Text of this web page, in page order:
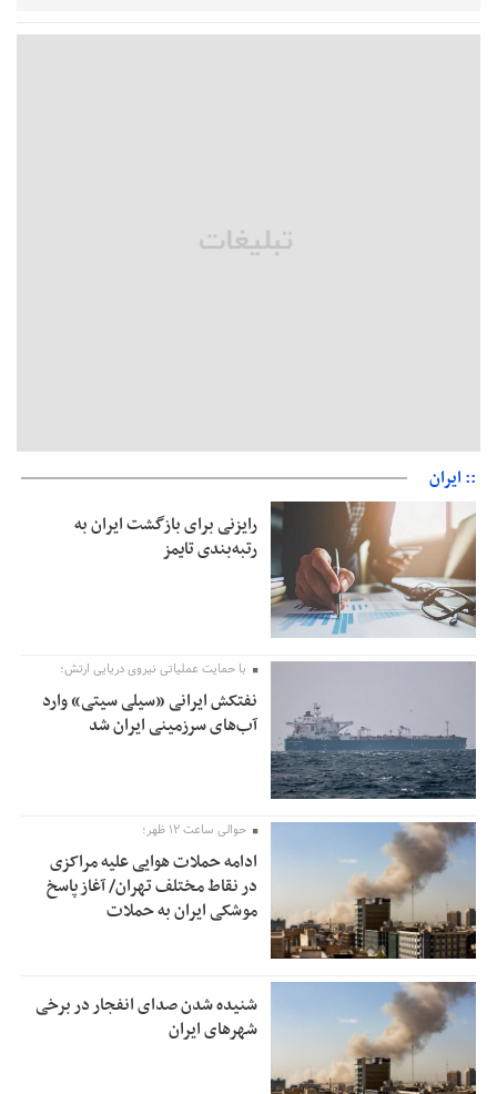
امیر اکرمی‌نیا: ارتش کاملاً آماده است
:: ایران
رایزنی برای بازگشت ایران به
رتبه‌بندی تایمز
با حمایت عملیاتی نیروی دریایی ارتش؛
نفتکش ایرانی «سیلی سیتی» وارد
آب‌های سرزمینی ایران شد
حوالی ساعت ۱۲ ظهر؛
ادامه حملات هوایی علیه مراکزی
در نقاط مختلف تهران/ آغاز پاسخ
موشکی ایران به حملات
شنیده شدن صدای انفجار در برخی
شهرهای ایران